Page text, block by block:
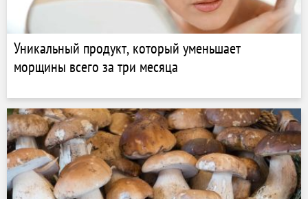
Уникальный продукт, который уменьшает
морщины всего за три месяца